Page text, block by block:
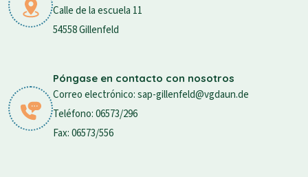
Calle de la escuela 11
54558 Gillenfeld
Póngase en contacto con nosotros
Correo electrónico: sap-gillenfeld@vgdaun.de
Teléfono: 06573/296
Fax: 06573/556